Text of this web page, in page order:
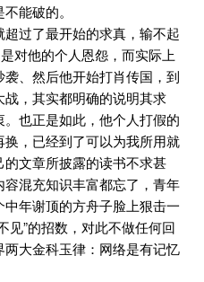
能破的。
过了最开始的求真，输不起
对他的个人恩怨，而实际上
、然后他开始打肖传国，到
，其实都明确的说明其求
也正是如此，他个人打假的
，已经到了可以为我所用就
文章所披露的读书不求甚
混充知识丰富都忘了，青年
年谢顶的方舟子脸上狠击一
见”的招数，对此不做任何回
大金科玉律：网络是有记忆